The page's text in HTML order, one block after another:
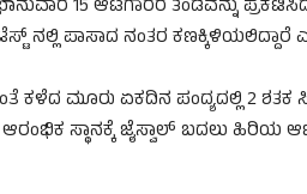
15 ಆಟಗಾರರ ತಂಡವನ್ನು
ನಲ್ಲಿ ಪಾಸಾದ ನಂತರ ಕಣಕ್ಕಿಳಿಯಲಿದ್ದಾರೆ
ಕಳೆದ ಮೂರು ಏಕದಿನ ಪಂದ್ಯದಲ್ಲಿ 2 ಶತಕ
ಆರಂಭಿಕ ಸ್ಥಾನಕ್ಕೆ ಜೈಸ್ವಾಲ್ ಬದಲು